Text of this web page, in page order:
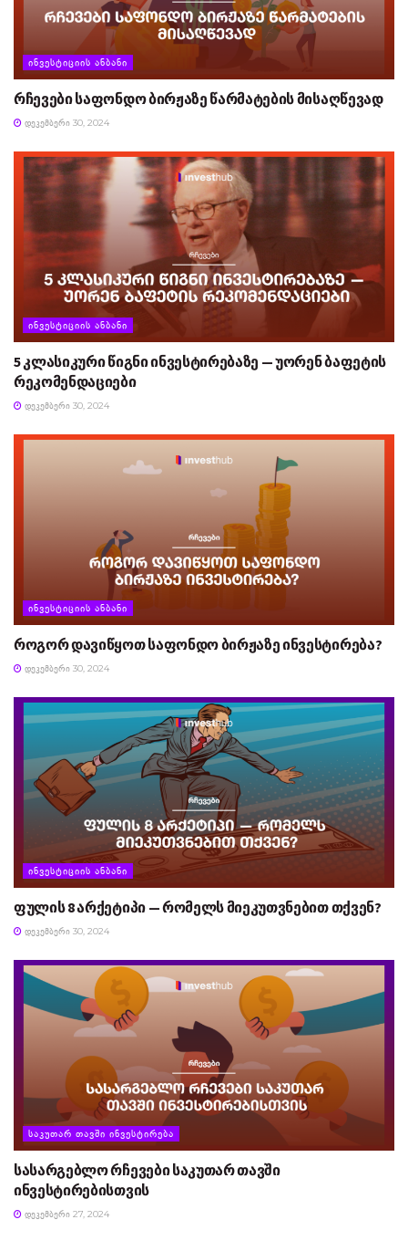
ᲘᲜᲕᲔᲡᲢᲘᲪᲘᲘᲡ ᲐᲜᲑᲐᲜᲘ
რჩევები საფონდო ბირჟაზე წარმატების მისაღწევად
ᲓᲔᲙᲔᲛᲑᲔᲠᲘ 30, 2024
ᲘᲜᲕᲔᲡᲢᲘᲪᲘᲘᲡ ᲐᲜᲑᲐᲜᲘ
5 კლასიკური წიგნი ინვესტირებაზე — უორენ ბაფეტის
რეკომენდაციები
ᲓᲔᲙᲔᲛᲑᲔᲠᲘ 30, 2024
ᲘᲜᲕᲔᲡᲢᲘᲪᲘᲘᲡ ᲐᲜᲑᲐᲜᲘ
როგორ დავიწყოთ საფონდო ბირჟაზე ინვესტირება?
ᲓᲔᲙᲔᲛᲑᲔᲠᲘ 30, 2024
ᲘᲜᲕᲔᲡᲢᲘᲪᲘᲘᲡ ᲐᲜᲑᲐᲜᲘ
ფულის 8 არქეტიპი — რომელს მიეკუთვნებით თქვენ?
ᲓᲔᲙᲔᲛᲑᲔᲠᲘ 30, 2024
ᲡᲐᲙᲣᲗᲐᲠ ᲗᲐᲕᲨᲘ ᲘᲜᲕᲔᲡᲢᲘᲠᲔᲑᲐ
სასარგებლო რჩევები საკუთარ თავში
ინვესტირებისთვის
ᲓᲔᲙᲔᲛᲑᲔᲠᲘ 27, 2024